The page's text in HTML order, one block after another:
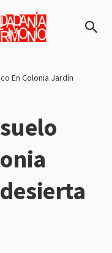
En Colonia Jardín